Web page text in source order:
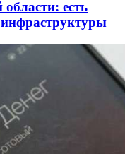
есть
вошли в топ‑15